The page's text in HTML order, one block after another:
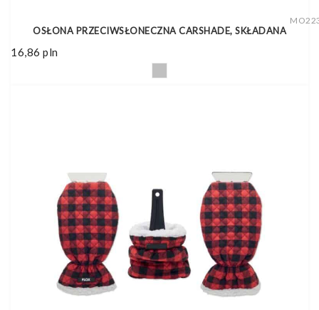
OSŁONA PRZECIWSŁONECZNA CARSHADE, SKŁADANA
16,86 pln